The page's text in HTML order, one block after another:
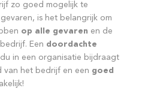
zo goed mogelijk te
is het belangrijk om
op alle gevaren en de
Een doordachte
in een organisatie bijdraagt
van het bedrijf en een goed